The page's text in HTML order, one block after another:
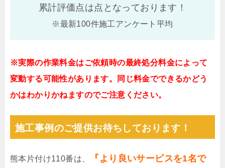
累計評価点は点となっております！
※最新100件施工アンケート平均
※実際の作業料金はご依頼時の最終処分料金によって
変動する可能性があります。同じ料金でできるかどう
かはわかりかねますのでご注意ください。
施工事例のご提供お待ちしております！
熊本片付け110番は、 『より良いサービスを1名で